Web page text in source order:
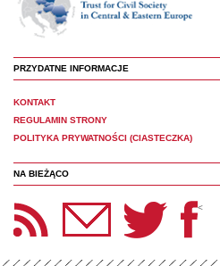
PRZYDATNE INFORMACJE
KONTAKT
REGULAMIN STRONY
POLITYKA PRYWATNOŚCI (CIASTECZKA)
NA BIEŻĄCO
Panoptyka Facebook <